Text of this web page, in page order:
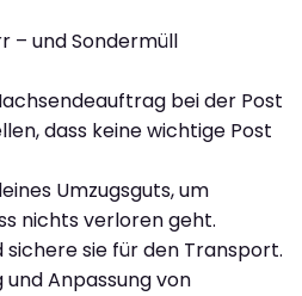
– und Sondermüll
bei der Post
dass keine wichtige Post
Umzugsguts, um
nichts verloren geht.
sichere sie für den Transport.
und Anpassung von